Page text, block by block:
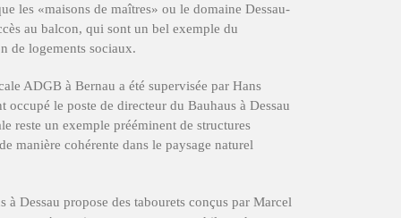
les «maisons de maîtres» ou le domaine Dessau-
au balcon, qui sont un bel exemple du
de logements sociaux.
ADGB à Bernau a été supervisée par Hans
occupé le poste de directeur du Bauhaus à Dessau
reste un exemple prééminent de structures
manière cohérente dans le paysage naturel
à Dessau propose des tabourets conçus par Marcel